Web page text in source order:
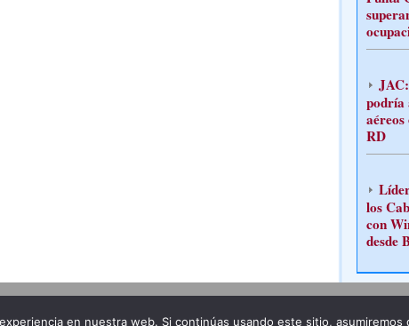
podría
RD
los
con
desde
en nuestra web. Si continúas usando este sitio,